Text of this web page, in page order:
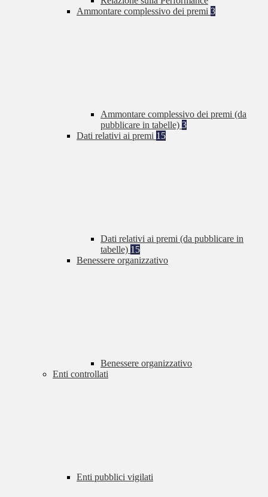
Ammontare complessivo dei premi 3
Ammontare complessivo dei premi (da
pubblicare in tabelle) 3
Dati relativi ai premi 15
Dati relativi ai premi (da pubblicare in
tabelle) 15
Benessere organizzativo
Benessere organizzativo
Enti controllati
Enti pubblici vigilati